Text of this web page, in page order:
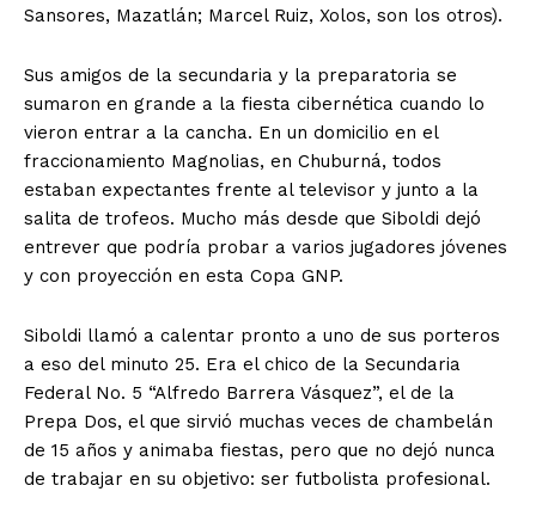
Sansores, Mazatlán; Marcel Ruiz, Xolos, son los otros).
Sus amigos de la secundaria y la preparatoria se
sumaron en grande a la fiesta cibernética cuando lo
vieron entrar a la cancha. En un domicilio en el
fraccionamiento Magnolias, en Chuburná, todos
estaban expectantes frente al televisor y junto a la
salita de trofeos. Mucho más desde que Siboldi dejó
entrever que podría probar a varios jugadores jóvenes
y con proyección en esta Copa GNP.
Siboldi llamó a calentar pronto a uno de sus porteros
a eso del minuto 25. Era el chico de la Secundaria
Federal No. 5 “Alfredo Barrera Vásquez”, el de la
Prepa Dos, el que sirvió muchas veces de chambelán
de 15 años y animaba fiestas, pero que no dejó nunca
de trabajar en su objetivo: ser futbolista profesional.